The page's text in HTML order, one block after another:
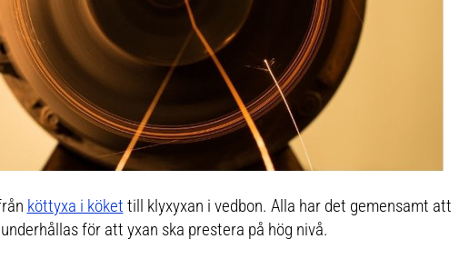
köttyxa i köket till klyxyxan i vedbon. Alla har det gemensamt att
för att yxan ska prestera på hög nivå.